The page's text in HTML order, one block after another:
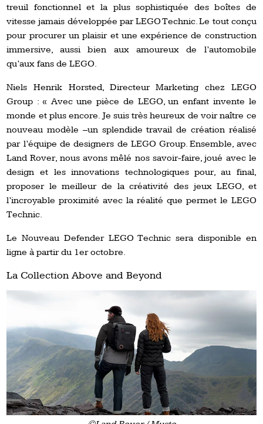
treuil fonctionnel et la plus sophistiquée des boîtes de
vitesse jamais développée par LEGO Technic. Le tout conçu
pour procurer un plaisir et une expérience de construction
immersive, aussi bien aux amoureux de l’automobile
qu’aux fans de LEGO.
Niels Henrik Horsted, Directeur Marketing chez LEGO
Group : « Avec une pièce de LEGO, un enfant invente le
monde et plus encore. Je suis très heureux de voir naître ce
nouveau modèle –un splendide travail de création réalisé
par l’équipe de designers de LEGO Group. Ensemble, avec
Land Rover, nous avons mêlé nos savoir-faire, joué avec le
design et les innovations technologiques pour, au final,
proposer le meilleur de la créativité des jeux LEGO, et
l’incroyable proximité avec la réalité que permet le LEGO
Technic.
Le Nouveau Defender LEGO Technic sera disponible en
ligne à partir du 1er octobre.
La Collection Above and Beyond